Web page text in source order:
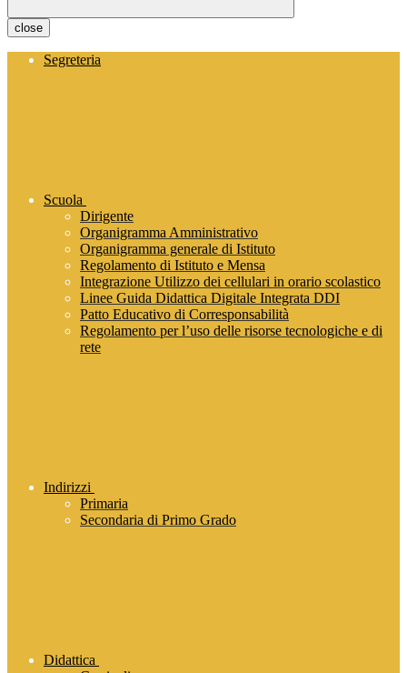
close
Segreteria
Scuola
Dirigente
Organigramma Amministrativo
Organigramma generale di Istituto
Regolamento di Istituto e Mensa
Integrazione Utilizzo dei cellulari in orario scolastico
Linee Guida Didattica Digitale Integrata DDI
Patto Educativo di Corresponsabilità
Regolamento per l’uso delle risorse tecnologiche e di
rete
Indirizzi
Primaria
Secondaria di Primo Grado
Didattica